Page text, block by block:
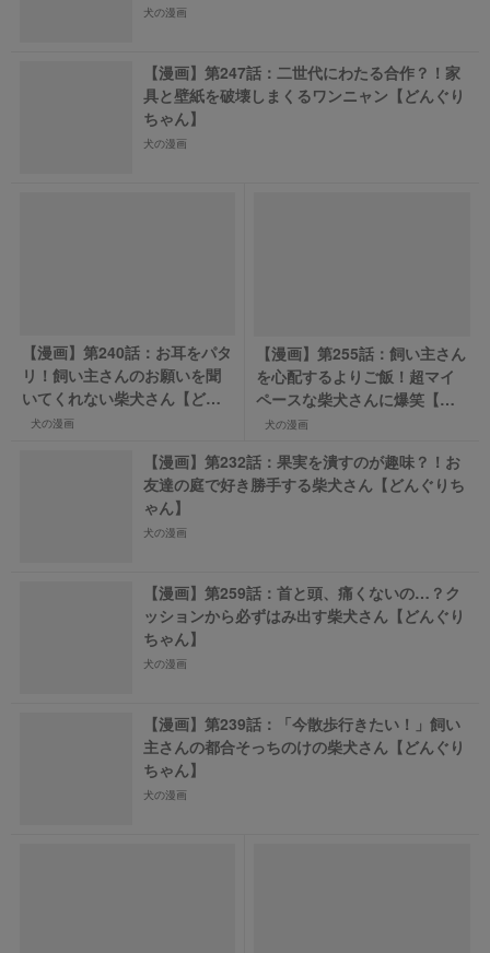
犬の漫画
【漫画】第247話：二世代にわたる合作？！家
具と壁紙を破壊しまくるワンニャン【どんぐり
ちゃん】
犬の漫画
【漫画】第240話：お耳をパタ
リ！飼い主さんのお願いを聞
いてくれない柴犬さん【どん
ぐりちゃん】
犬の漫画
【漫画】第255話：飼い主さん
を心配するよりご飯！超マイ
ペースな柴犬さんに爆笑【ど
んぐりちゃん】
犬の漫画
【漫画】第232話：果実を潰すのが趣味？！お
友達の庭で好き勝手する柴犬さん【どんぐりち
ゃん】
犬の漫画
【漫画】第259話：首と頭、痛くないの…？ク
ッションから必ずはみ出す柴犬さん【どんぐり
ちゃん】
犬の漫画
【漫画】第239話：「今散歩行きたい！」飼い
主さんの都合そっちのけの柴犬さん【どんぐり
ちゃん】
犬の漫画